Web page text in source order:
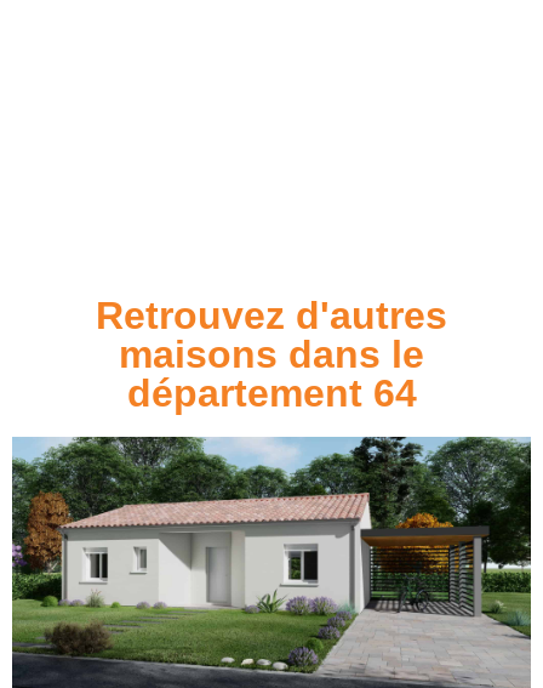
Retrouvez d'autres
maisons dans le
département 64